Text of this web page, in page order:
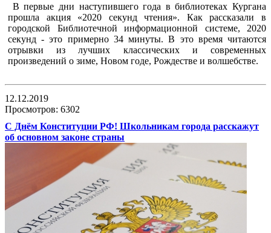
В первые дни наступившего года в библиотеках Кургана
прошла акция «2020 секунд чтения». Как рассказали в
городской Библиотечной информационной системе, 2020
секунд - это примерно 34 минуты. В это время читаются
отрывки из лучших классических и современных
произведений о зиме, Новом годе, Рождестве и волшебстве.
12.12.2019
Просмотров: 6302
С Днём Конституции РФ! Школьникам города расскажут
об основном законе страны